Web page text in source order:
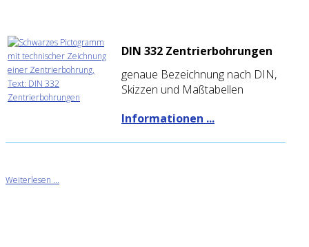
DIN 332 Zentrierbohrungen
genaue Bezeichnung nach DIN,
Skizzen und Maßtabellen
Informationen ...
Weiterlesen ...